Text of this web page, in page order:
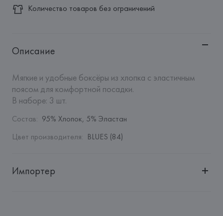
Количество товаров без ограничений
Описание
Мягкие и удобные боксёры из хлопка с эластичным
поясом для комфортной посадки.
В наборе: 3 шт.
Состав: 95% Хлопок, 5% Эластан
Цвет производителя: BLUES (84)
Импортер